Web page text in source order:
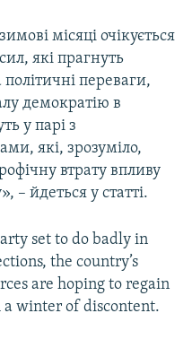
місяці очікується
які прагнуть
політичні переваги,
демократію в
у парі з
які, зрозуміло,
втрату впливу
– йдеться у статті.
set to do badly in
the country’s
are hoping to regain
winter of discontent.